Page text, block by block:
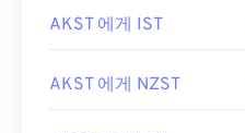
AKST 에게 IST
AKST 에게 NZST